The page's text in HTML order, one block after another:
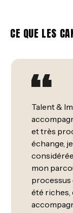
CE QUE LES
Talent &
et très
échange,
mon
été